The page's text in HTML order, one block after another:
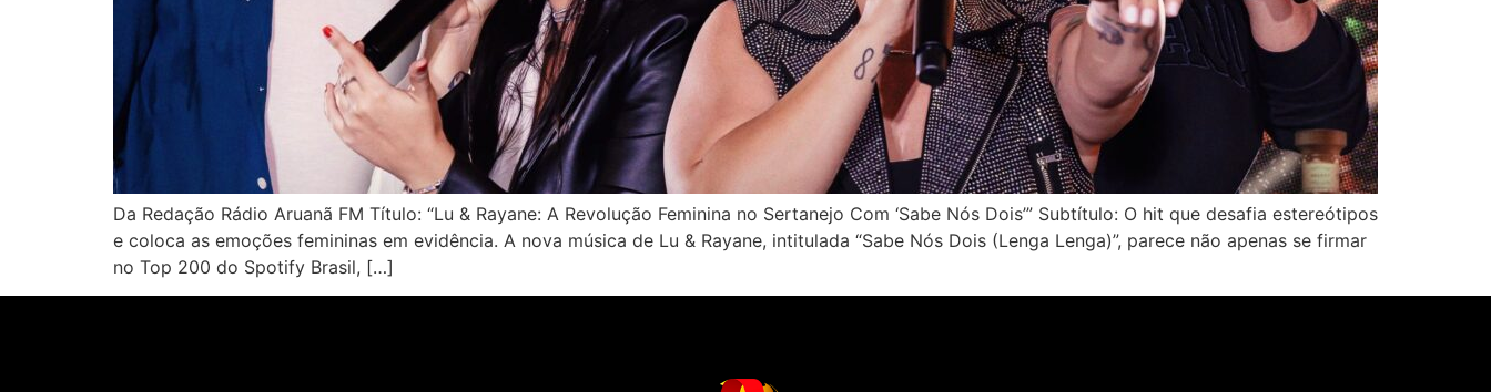
Da Redação Rádio Aruanã FM Título: “Lu & Rayane: A Revolução Feminina no Sertanejo Com ‘Sabe Nós Dois’” Subtítulo: O hit que desafia estereótipos
e coloca as emoções femininas em evidência. A nova música de Lu & Rayane, intitulada “Sabe Nós Dois (Lenga Lenga)”, parece não apenas se firmar
no Top 200 do Spotify Brasil, […]